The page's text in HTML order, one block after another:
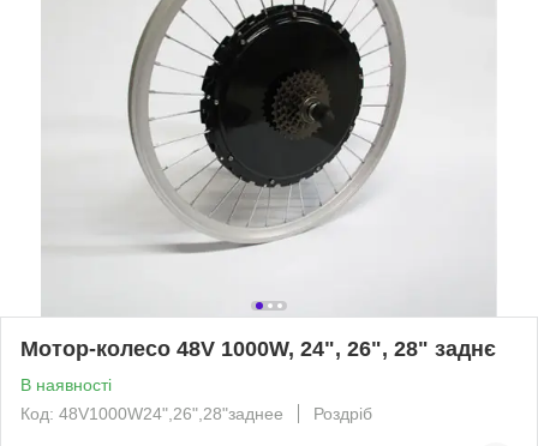
Мотор-колесо 48V 1000W, 24", 26", 28" заднє
В наявності
Код: 48V1000W24",26",28"заднее
Роздріб